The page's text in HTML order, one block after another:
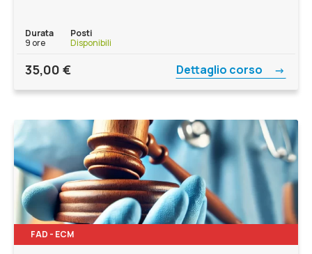
Durata
9 ore
Posti
Disponibili
35,00 € Dettaglio corso
FAD - ECM